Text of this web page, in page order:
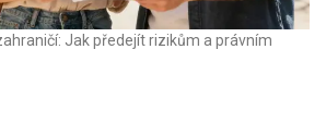
Jak předejít rizikům a právním